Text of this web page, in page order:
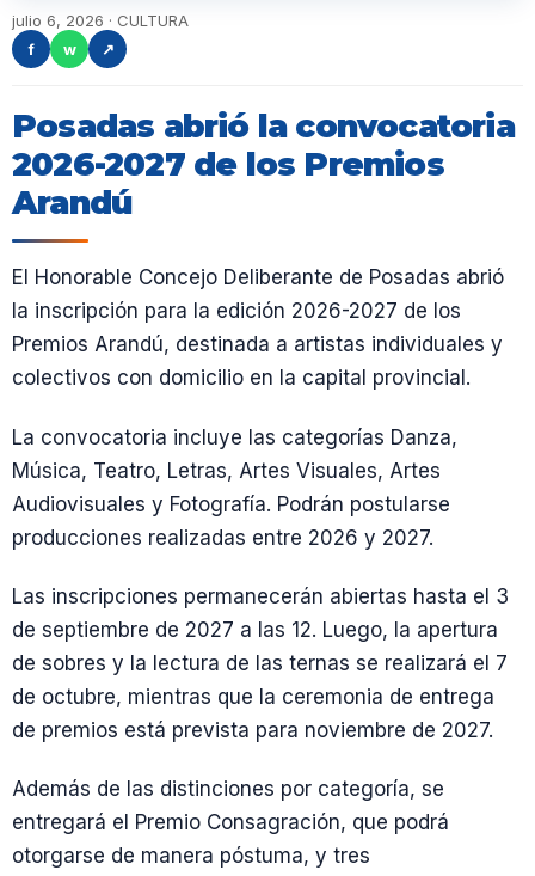
julio 6, 2026 · CULTURA
f
w ↗
Posadas abrió la convocatoria
2026-2027 de los Premios
Arandú
El Honorable Concejo Deliberante de Posadas abrió
la inscripción para la edición 2026-2027 de los
Premios Arandú, destinada a artistas individuales y
colectivos con domicilio en la capital provincial.
La convocatoria incluye las categorías Danza,
Música, Teatro, Letras, Artes Visuales, Artes
Audiovisuales y Fotografía. Podrán postularse
producciones realizadas entre 2026 y 2027.
Las inscripciones permanecerán abiertas hasta el 3
de septiembre de 2027 a las 12. Luego, la apertura
de sobres y la lectura de las ternas se realizará el 7
de octubre, mientras que la ceremonia de entrega
de premios está prevista para noviembre de 2027.
Además de las distinciones por categoría, se
entregará el Premio Consagración, que podrá
otorgarse de manera póstuma, y tres